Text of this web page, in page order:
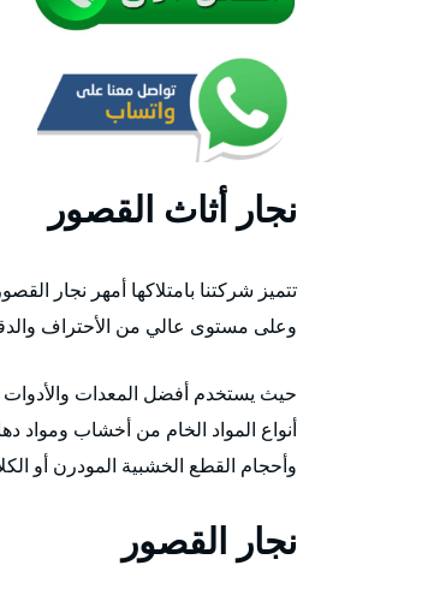
نجار أثاث القصور
تتميز شركتنا بامتلاكها أمهر نجار
وعلى مستوى عالي من الأحتراف
حيث يستخدم أفضل المعدات
أنواع المواد الخام من أخشاب ومواد
وأحجام القطع الخشبية المودرن أو
نجار القصور